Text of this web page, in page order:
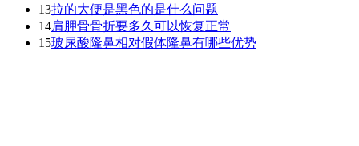
13拉的大便是黑色的是什么问题
14肩胛骨骨折要多久可以恢复正常
15玻尿酸隆鼻相对假体隆鼻有哪些优势